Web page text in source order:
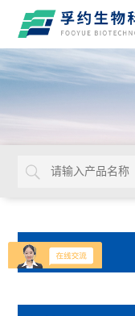
产品分类